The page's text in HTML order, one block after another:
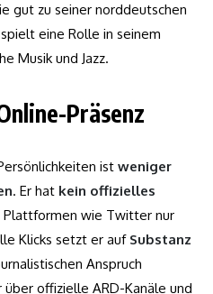
gut zu seiner norddeutschen
eine Rolle in seinem
Musik und Jazz.
Präsenz
ist weniger
. Er hat kein offizielles
Plattformen wie Twitter nur
Klicks setzt er auf Substanz
Anspruch
offizielle ARD-Kanäle und